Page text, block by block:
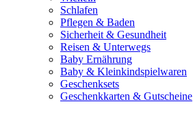
Schlafen
Pflegen & Baden
Sicherheit & Gesundheit
Reisen & Unterwegs
Baby Ernährung
Baby & Kleinkindspielwaren
Geschenksets
Geschenkkarten & Gutscheine